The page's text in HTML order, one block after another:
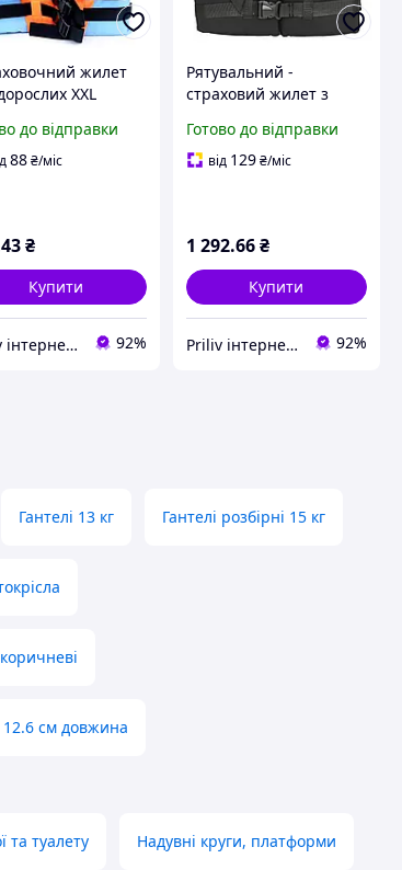
жилет
XXL
поролон та
комфорт
до відправки
88 ₴/міс
₴
Купити
Priliv інтернет-магазин 92%
Рятувальний -
страховий жилет з
XXXXL YW1101 Безпека
та комфорт для
Готово до відправки
від 129₴/міс
1 292.66₴
Купити
Priliv інтернет-магазин 92%
Гантелі 13 кг Гантелі розбірні 15 кг
12.6 см довжина
та туалету Надувні круги, платформи